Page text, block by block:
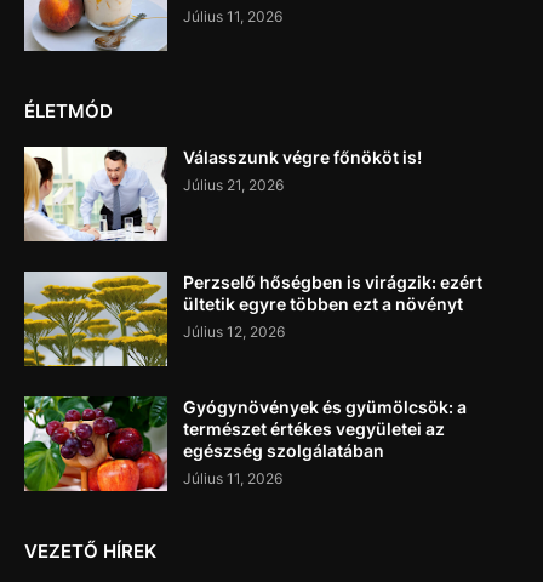
Július 11, 2026
ÉLETMÓD
Válasszunk végre főnököt is!
Július 21, 2026
Perzselő hőségben is virágzik: ezért
ültetik egyre többen ezt a növényt
Július 12, 2026
Gyógynövények és gyümölcsök: a
természet értékes vegyületei az
egészség szolgálatában
Július 11, 2026
VEZETŐ HÍREK